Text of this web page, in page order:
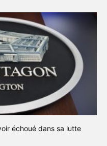
échoué dans sa lutte